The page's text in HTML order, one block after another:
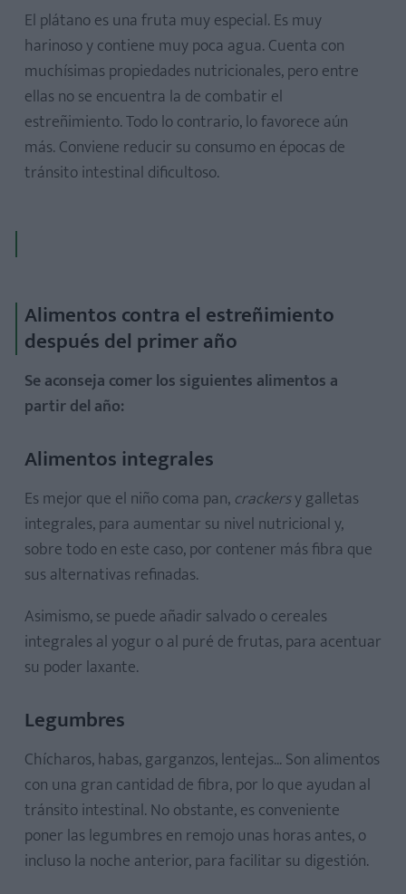
El plátano es una fruta muy especial. Es muy
harinoso y contiene muy poca agua. Cuenta con
muchísimas propiedades nutricionales, pero entre
ellas no se encuentra la de combatir el
estreñimiento. Todo lo contrario, lo favorece aún
más. Conviene reducir su consumo en épocas de
tránsito intestinal dificultoso.
Alimentos contra el estreñimiento
después del primer año
Se aconseja comer los siguientes alimentos a
partir del año:
Alimentos integrales
Es mejor que el niño coma pan, crackersy galletas
integrales, para aumentar su nivel nutricional y,
sobre todo en este caso, por contener más fibra que
sus alternativas refinadas.
Asimismo, se puede añadir salvado o cereales
integrales al yogur o al puré de frutas, para acentuar
su poder laxante.
Legumbres
Chícharos, habas, garganzos, lentejas... Son alimentos
con una gran cantidad de fibra, por lo que ayudan al
tránsito intestinal. No obstante, es conveniente
poner las legumbres en remojo unas horas antes, o
incluso la noche anterior, para facilitar su digestión.